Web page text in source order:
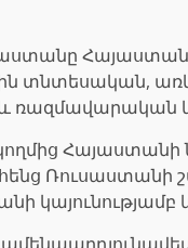
տնտեսական,
Հայաստանի
հենց